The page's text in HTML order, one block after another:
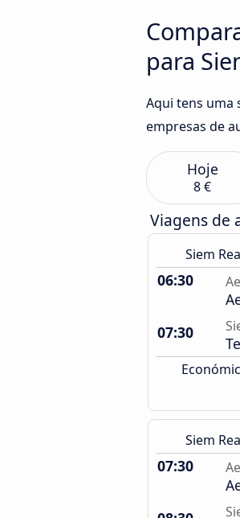
para
Aqui tens uma
empresas de
Hoje
8 €
Viagens de
Siem
06:30
07:30
Siem
07:30